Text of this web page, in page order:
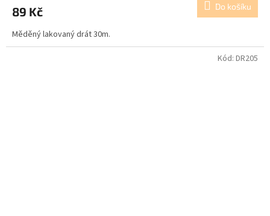
89 Kč Do košíku
Měděný lakovaný drát 30m.
Kód: DR205